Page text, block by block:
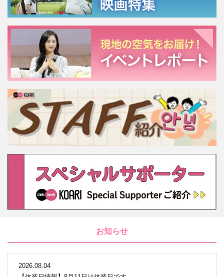
お知らせ
2026.08.04